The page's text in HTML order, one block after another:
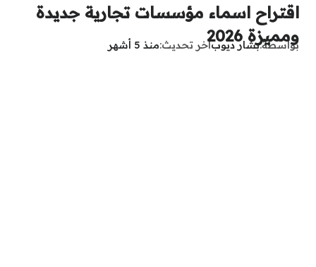
اقتراح اسماء مؤسسات تجارية جديدة
ومميزة 2026
بواسطةبشار ديوبآخر تحديث منذ 5 أشهر